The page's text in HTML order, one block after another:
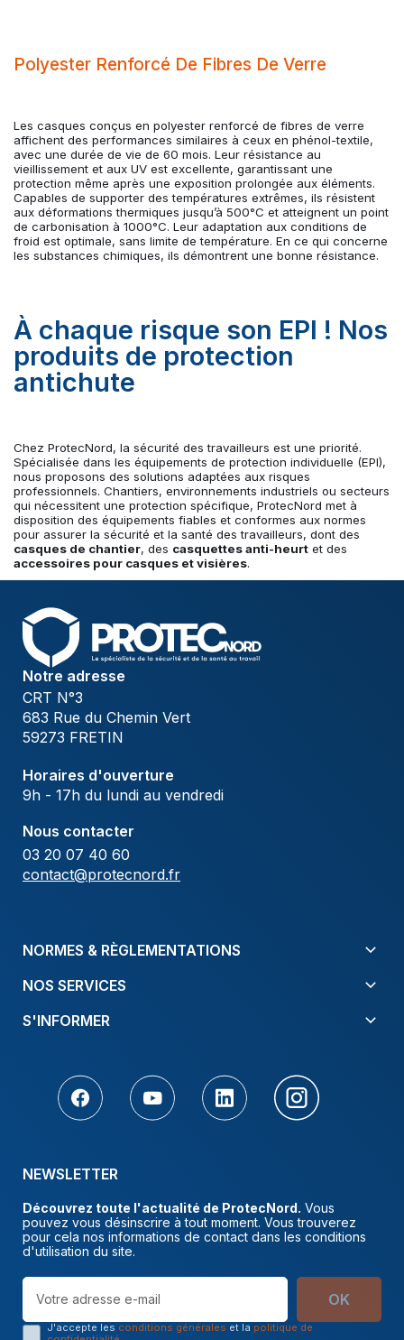
Polyester Renforcé De Fibres De Verre
Les casques conçus en polyester renforcé de fibres de verre
affichent des performances similaires à ceux en phénol-textile,
avec une durée de vie de 60 mois. Leur résistance au
vieillissement et aux UV est excellente, garantissant une
protection même après une exposition prolongée aux éléments.
Capables de supporter des températures extrêmes, ils résistent
aux déformations thermiques jusqu’à 500°C et atteignent un point
de carbonisation à 1000°C. Leur adaptation aux conditions de
froid est optimale, sans limite de température. En ce qui concerne
les substances chimiques, ils démontrent une bonne résistance.
À chaque risque son EPI ! Nos
produits de protection
antichute
Chez ProtecNord, la sécurité des travailleurs est une priorité.
Spécialisée dans les équipements de protection individuelle (EPI),
nous proposons des solutions adaptées aux risques
professionnels. Chantiers, environnements industriels ou secteurs
qui nécessitent une protection spécifique, ProtecNord met à
disposition des équipements fiables et conformes aux normes
pour assurer la sécurité et la santé des travailleurs, dont des
casques de chantier, des casquettes anti-heurt et des
accessoires pour casques et visières.
Notre adresse
CRT N°3
683 Rue du Chemin Vert
59273 FRETIN
Horaires d'ouverture
9h - 17h du lundi au vendredi
Nous contacter
03 20 07 40 60
contact@protecnord.fr
NORMES & RÈGLEMENTATIONS
NOS SERVICES
S'INFORMER
NEWSLETTER
Découvrez toute l'actualité de ProtecNord. Vous
pouvez vous désinscrire à tout moment. Vous trouverez
pour cela nos informations de contact dans les conditions
d'utilisation du site.
OK
J'accepte les conditions générales et la politique de